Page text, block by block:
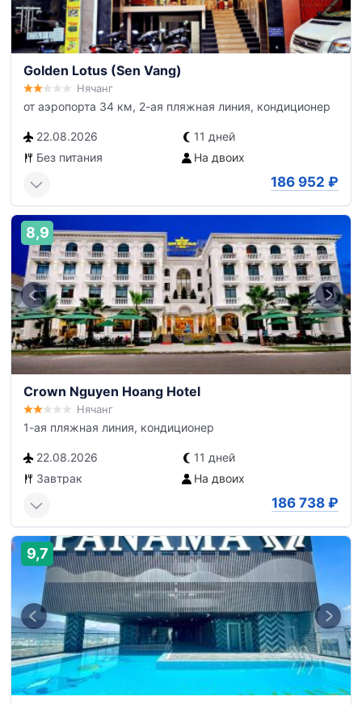
Golden Lotus (Sen Vang)
Нячанг
от аэропорта 34 км, 2-ая пляжная линия, кондиционер
22.08.2026
11 дней
Без питания
На двоих
186 952 ₽
8,9
Crown Nguyen Hoang Hotel
Нячанг
1-ая пляжная линия, кондиционер
22.08.2026
11 дней
Завтрак
На двоих
186 738 ₽
9,7